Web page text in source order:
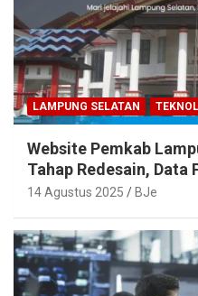
LAMPUNG SELATAN
Website Pemkab
Tahap Redesain, Data
Mudah Diakses
14 Agustus 2025 BJe